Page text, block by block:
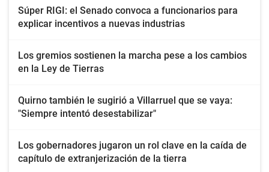
Súper RIGI: el Senado convoca a funcionarios para
explicar incentivos a nuevas industrias
Los gremios sostienen la marcha pese a los cambios
en la Ley de Tierras
Quirno también le sugirió a Villarruel que se vaya:
"Siempre intentó desestabilizar"
Los gobernadores jugaron un rol clave en la caída de
capítulo de extranjerización de la tierra